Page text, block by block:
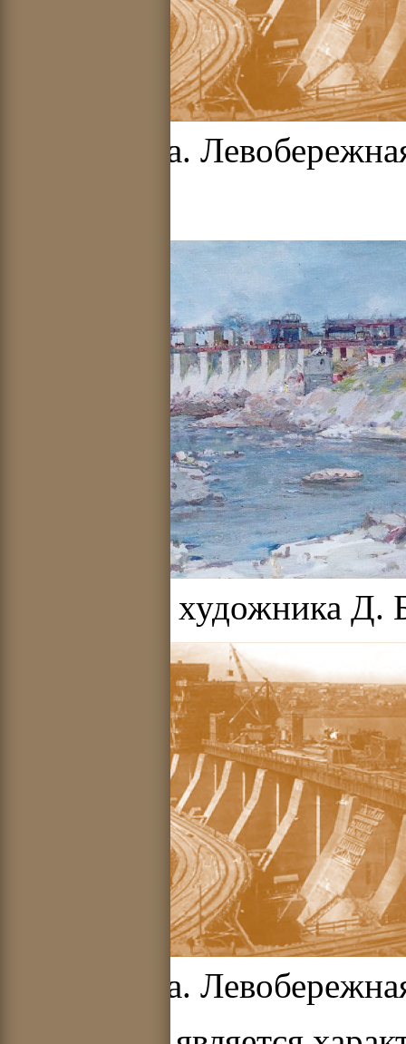
Днепрогэса.
(с картины художника Д.
Днепрогэса.